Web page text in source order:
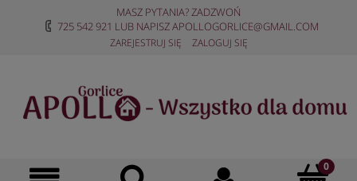
MASZ PYTANIA? ZADZWOŃ
725 542 921 LUB NAPISZAPOLLOGORLICE@GMAIL.COM
ZAREJESTRUJ SIĘ ZALOGUJ SIĘ